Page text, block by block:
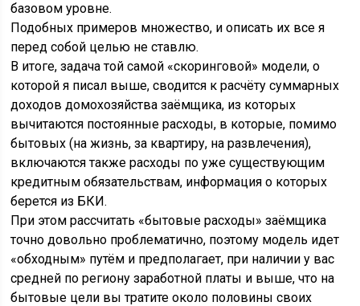
базовом уровне.
Подобных примеров множество, и описать их все я
перед собой целью не ставлю.
В итоге, задача той самой «скоринговой» модели, о
которой я писал выше, сводится к расчёту суммарных
доходов домохозяйства заёмщика, из которых
вычитаются постоянные расходы, в которые, помимо
бытовых (на жизнь, за квартиру, на развлечения),
включаются также расходы по уже существующим
кредитным обязательствам, информация о которых
берется из БКИ.
При этом рассчитать «бытовые расходы» заёмщика
точно довольно проблематично, поэтому модель идет
«обходным» путём и предполагает, при наличии у вас
средней по региону заработной платы и выше, что на
бытовые цели вы тратите около половины своих